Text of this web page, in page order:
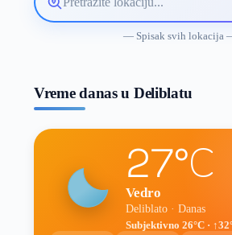
Pretražite
lokaciju
— Spisak svih lokacija
Vreme danas u Deliblatu
27°C
Vedro
Deliblato · Danas
Subjektivno 26°C ·